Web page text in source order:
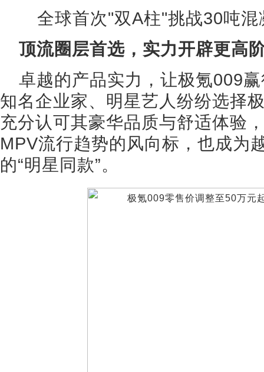
全球首次"双A柱"挑战30吨
顶流圈层首选，实力开辟更高
卓越的产品实力，让极氪009
知名企业家、明星艺人纷纷选择
充分认可其豪华品质与舒适体验
MPV流行趋势的风向标，也成为
的“明星同款”。